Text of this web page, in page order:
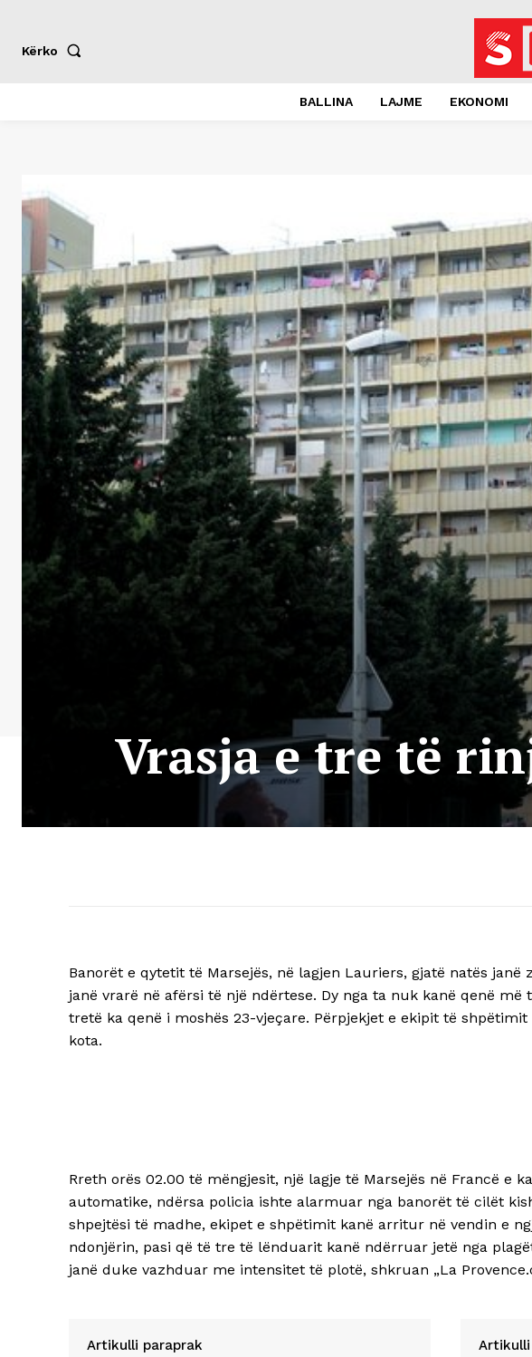
Kërko
BALLINA LAJME EKONOMI
Vrasja e tre të
Banorët e qytetit të Marsejës, në lagjen Lauriers, gjatë natës
janë vrarë në afërsi të një ndërtese. Dy nga ta nuk kanë qenë më
tretë ka qenë i moshës 23-vjeçare. Përpjekjet e ekipit të
kota.
Rreth orës 02.00 të mëngjesit, një lagje të Marsejës në Francë e
automatike, ndërsa policia ishte alarmuar nga banorët të cilët
shpejtësi të madhe, ekipet e shpëtimit kanë arritur në vendin e
ndonjërin, pasi që të tre të lënduarit kanë ndërruar jetë nga
janë duke vazhduar me intensitet të plotë, shkruan „La
Artikulli paraprak